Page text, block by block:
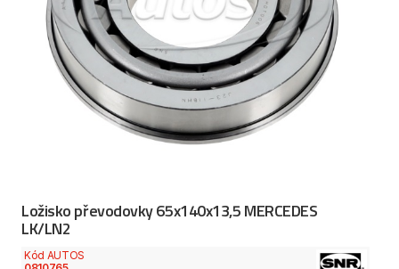
Ložisko převodovky 65x140x13,5 MERCEDES
LK/LN2
Kód AUTOS